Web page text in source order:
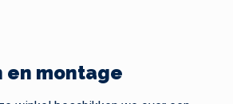
montage